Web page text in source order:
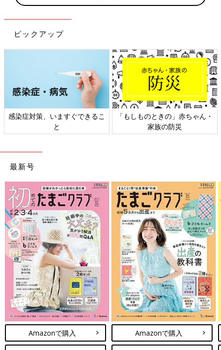
ピックアップ
日本外来小児科学会リーフレッ
ト検討会
六星占術 細木かおりさんの人生
相談
最新号
Amazonで購入 Amazonで購入